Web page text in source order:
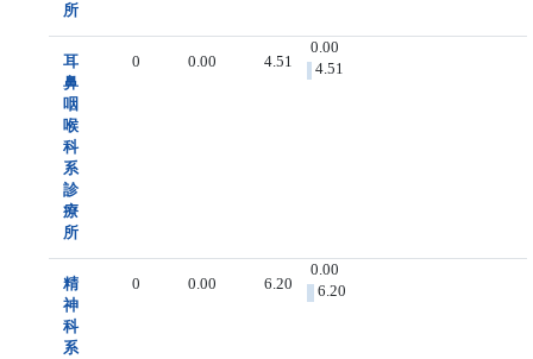
所
耳
鼻
咽
喉
科
系
診
療
所
0 0.00 4.51
0.00
4.51
精
神
科
系
0 0.00 6.20
0.00
6.20